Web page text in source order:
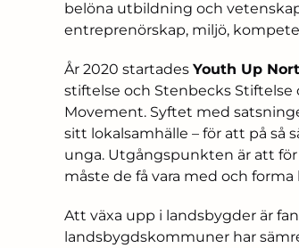
belöna utbildning och
entreprenörskap, miljö,
År 2020 startades Youth Up
stiftelse och Stenbecks Stiftelse
Movement. Syftet med
sitt lokalsamhälle – för att på så
unga. Utgångspunkten är att
måste de få vara med och
Att växa upp i landsbygder är
landsbygdskommuner har